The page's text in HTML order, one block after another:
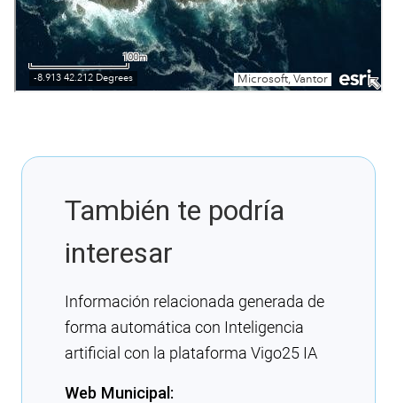
También te podría
interesar
Información relacionada generada de
forma automática con Inteligencia
artificial con la plataforma Vigo25 IA
Web Municipal: